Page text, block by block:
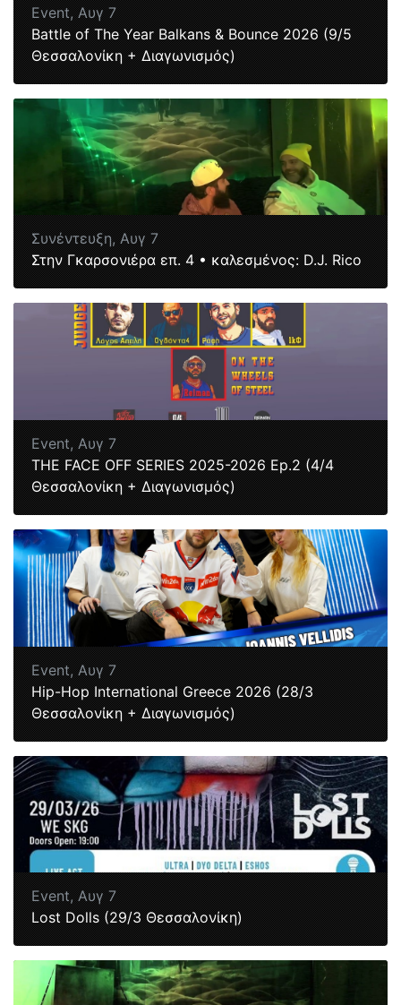
Event,Αυγ 7
Battle of The Year Balkans & Bounce 2026 (9/5
Θεσσαλονίκη + Διαγωνισμός)
Συνέντευξη,Αυγ 7
Στην Γκαρσονιέρα επ. 4 • καλεσμένος: D.J. Rico
Event,Αυγ 7
ΤΗΕ FACE OFF SERIES 2025-2026 Ep.2 (4/4
Θεσσαλονίκη + Διαγωνισμός)
Event,Αυγ 7
Hip-Hop International Greece 2026 (28/3
Θεσσαλονίκη + Διαγωνισμός)
Event,Αυγ 7
Lost Dolls (29/3 Θεσσαλονίκη)